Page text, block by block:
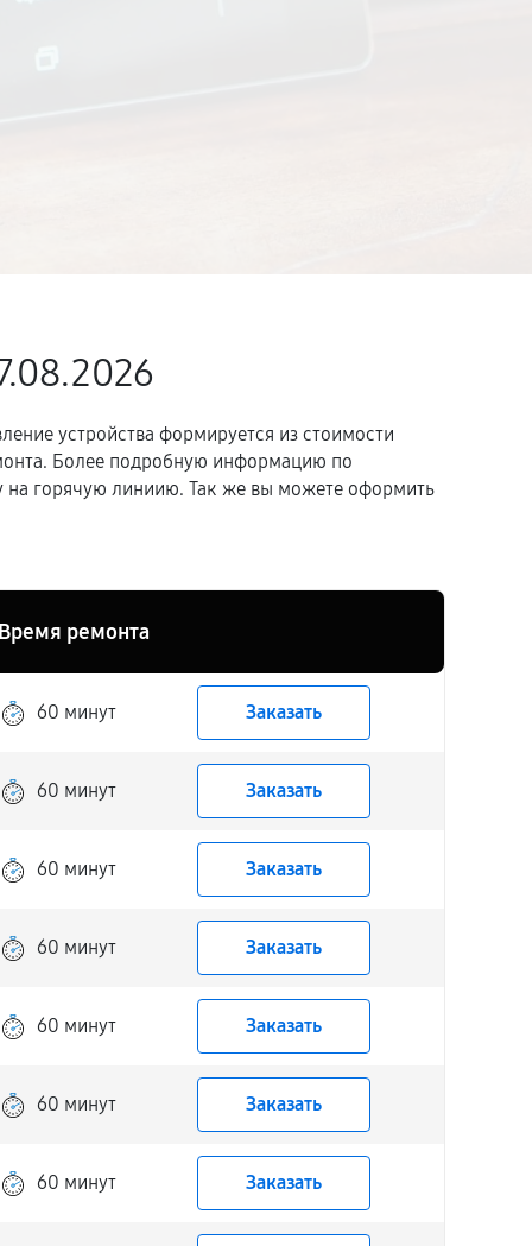
устройства формируется из стоимости
Более подробную информацию по
на горячую линиию. Так же вы можете оформить
Время ремонта
60 минут Заказать
60 минут Заказать
60 минут Заказать
60 минут Заказать
60 минут Заказать
60 минут Заказать
60 минут Заказать